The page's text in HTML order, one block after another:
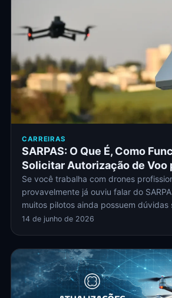
CARREIRAS
SARPAS: O Que É, Como
Solicitar Autorização de Voo
Se você trabalha com drones
provavelmente já ouviu falar do
muitos pilotos ainda possuem
14 de junho de 2026